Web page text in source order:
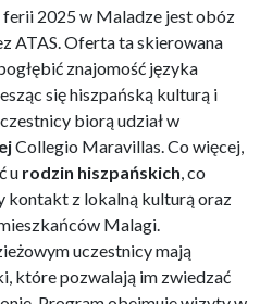
2025 w Maladze jest obóz
ATAS. Oferta ta skierowana
znajomość języka
się hiszpańską kulturą i
biorą udział w
Collegio Maravillas. Co więcej,
u rodzin hiszpańskich, co
kontakt z lokalną kulturą oraz
Malagi.
uczestnicy mają
które pozwalają im zwiedzać